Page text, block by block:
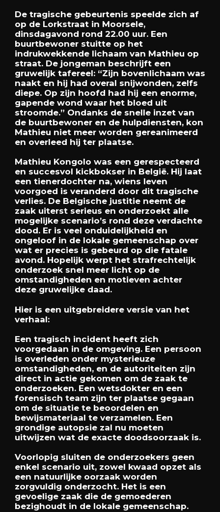
De tragische gebeurtenis speelde zich af
op de Lorkstraat in Moorsele,
dinsdagavond rond 22.00 uur. Een
buurtbewoner stuitte op het
indrukwekkende lichaam van Mathieu op
straat. De jongeman beschrijft een
gruwelijk tafereel: “Zijn bovenlichaam was
naakt en hij had overal snijwonden, zelfs
diepe. Op zijn hoofd had hij een enorme,
gapende wond waar het bloed uit
stroomde.” Ondanks de snelle inzet van
de buurtbewoner en de hulpdiensten, kon
Mathieu niet meer worden gereanimeerd
en overleed hij ter plaatse.
Mathieu Kongolo was een gerespecteerd
en succesvol kickbokser in België. Hij laat
een tienerdochter na, wiens leven
voorgoed is veranderd door dit tragische
verlies. De Belgische justitie neemt de
zaak uiterst serieus en onderzoekt alle
mogelijke scenario’s rond deze verdachte
dood. Er is veel onduidelijkheid en
ongeloof in de lokale gemeenschap over
wat er precies is gebeurd op die fatale
avond. Hopelijk werpt het strafrechtelijk
onderzoek snel meer licht op de
omstandigheden en motieven achter
deze gruwelijke daad.
Hier is een uitgebreidere versie van het
verhaal:
Een tragisch incident heeft zich
voorgedaan in de omgeving. Een persoon
is overleden onder mysterieuze
omstandigheden, en de autoriteiten zijn
direct in actie gekomen om de zaak te
onderzoeken. Een wetsdokter en een
forensisch team zijn ter plaatse gegaan
om de situatie te beoordelen en
bewijsmateriaal te verzamelen. Een
grondige autopsie zal nu moeten
uitwijzen wat de exacte doodsoorzaak is.
Voorlopig sluiten de onderzoekers geen
enkel scenario uit, zowel kwaad opzet als
een natuurlijke oorzaak worden
zorgvuldig onderzocht. Het is een
gevoelige zaak die de gemoederen
bezighoudt in de lokale gemeenschap.